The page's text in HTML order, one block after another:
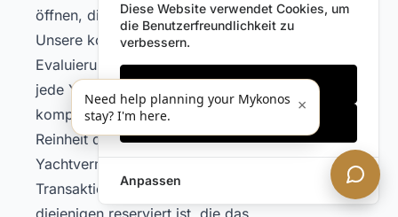
öffnen, die anderen verschlossen bleiben.
Unsere kontinuierlichen
Evaluierungsmechanismen stellen sicher, dass
jede Yacht und jeder Partner unseren
kompromisslosen Kriterien entspricht. Diese
Reinheit der Auswahl garantiert, dass Ihre
Yachtvermietung in Mykonos nicht nur eine
Transaktion ist, sondern ein Privileg, das für
diejenigen reserviert ist, die das
Diese Website verwendet Cookies, um
die Benutzerfreundlichkeit zu
verbessern.
Nur notwendige
Anpassen
Need help planning your Mykonos
stay? I'm here.
×